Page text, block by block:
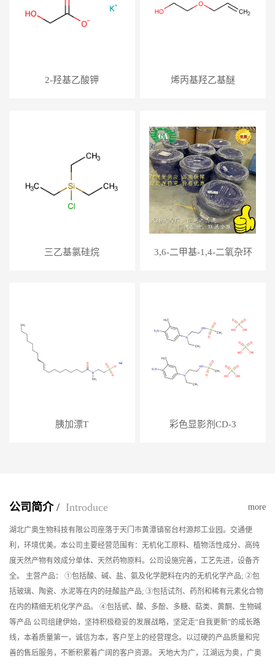
2-羟基乙酸钾 烯丙基羟乙基醚
三乙基氯硅烷
3,6-二甲基-1,4-二氧杂环
胰加漂T 彩色显影剂CD-3
公司简介/ Introduce more
湖北广奥生物科技有限公司座落于天门市黄潭镇窑台村源邦工业园。交通便
利，环境优美。本公司主要经营范围有：无机化工原料、植物活性成分、高纯
度天然产物有效成分单体、天然药物原料。公司设施完善，工艺先进，设备齐
全。 主营产品： ①包括酸、碱、盐、氨及化学肥料在内的无机化学产品; ②包
括玻璃、陶瓷、水泥等在内的硅酸盐产品; ③包括试剂、药剂和稀有元素化合物
在内的精细无机化学产品。 ④包括甙、酸、多酚、多糖、萜类、黄酮、生物碱
等产品 公司组建伊始，坚持积极稳妥的发展战略，坚定走“自我更新”的成长路
线，本着质量第一，诚信为本，客户至上的经营理念。以过硬的产品质量和完
善的售后服务，不断积累着广阔的客户资源。 天地大为广，江湖远为奥，广奥